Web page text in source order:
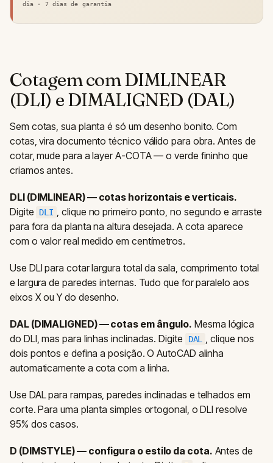
dia · 7 dias de garantia
Cotagem com DIMLINEAR
(DLI) e DIMALIGNED (DAL)
Sem cotas, sua planta é só um desenho bonito. Com
cotas, vira documento técnico válido para obra. Antes de
cotar, mude para a layer A-COTA — o verde fininho que
criamos antes.
DLI (DIMLINEAR) — cotas horizontais e verticais.
Digite
DLI , clique no primeiro ponto, no segundo e arraste
para fora da planta na altura desejada. A cota aparece
com o valor real medido em centímetros.
Use DLI para cotar largura total da sala, comprimento total
e largura de paredes internas. Tudo que for paralelo aos
eixos X ou Y do desenho.
DAL (DIMALIGNED) — cotas em ângulo. Mesma lógica
do DLI, mas para linhas inclinadas. Digite
DAL
, clique nos
dois pontos e defina a posição. O AutoCAD alinha
automaticamente a cota com a linha.
Use DAL para rampas, paredes inclinadas e telhados em
corte. Para uma planta simples ortogonal, o DLI resolve
95% dos casos.
D (DIMSTYLE) — configura o estilo da cota. Antes de